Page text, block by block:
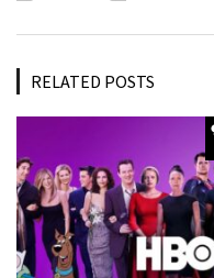
RELATED POSTS